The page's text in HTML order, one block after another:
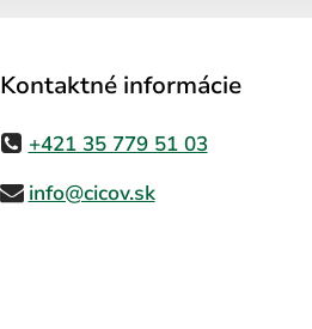
Kontaktné informácie
+421 35 779 51 03
info@cicov.sk